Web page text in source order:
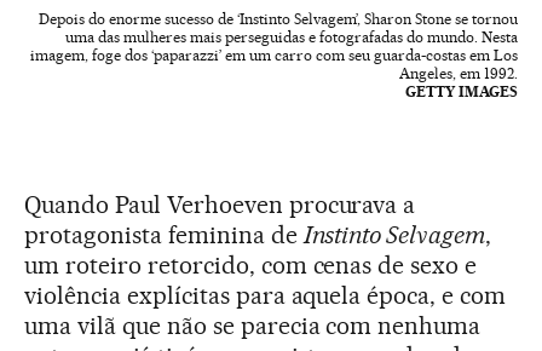
Depois do enorme sucesso de ‘Instinto Selvagem’, Sharon Stone se tornou
uma das mulheres mais perseguidas e fotografadas do mundo. Nesta
imagem, foge dos ‘paparazzi’ em um carro com seu guarda-costas em Los
Angeles, em 1992.
GETTY IMAGES
Quando Paul Verhoeven procurava a
protagonista feminina deInstinto Selvagem,
um roteiro retorcido, com cenas de sexo e
violência explícitas para aquela época, e com
uma vilã que não se parecia com nenhuma